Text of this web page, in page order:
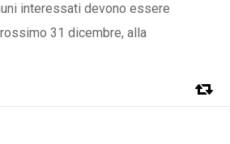
interessati devono essere
31 dicembre, alla